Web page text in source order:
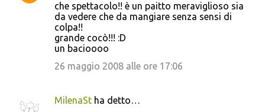
che spettacolo!! è un paitto meraviglioso sia
da vedere che da mangiare senza sensi di
colpa!!
grande cocò!!! :D
un bacioooo
26 maggio 2008 alle ore 17:06
MilenaSt ha detto…